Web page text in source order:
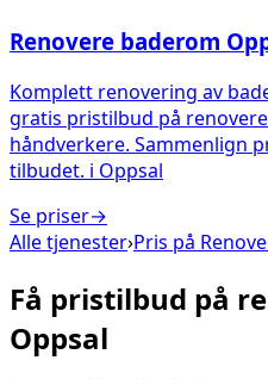
Renovere baderom
Komplett renovering av
gratis pristilbud på
håndverkere. Sammenlign
tilbudet. i Oppsal
Se priser→
Alle tjenester›Pris på
Få pristilbud på
Oppsal